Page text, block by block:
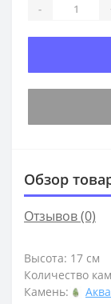
-
Обзор
Отзывов (0)
Высота: 17 см
Количество
Камень: